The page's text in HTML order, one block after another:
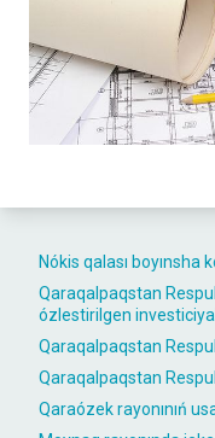
Nókis qalası
Qaraqalpaqstan
ózlestirilgen
Qaraqalpaqstan
Qaraqalpaqstan
Qaraózek rayonınıń